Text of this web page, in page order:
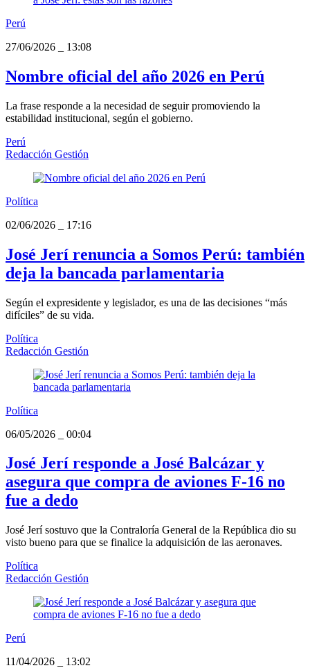
Perú
27/06/2026
13:08
Nombre oficial del año 2026 en Perú
La frase responde a la necesidad de seguir promoviendo la
estabilidad institucional, según el gobierno.
Perú
Redacción Gestión
Política
02/06/2026
17:16
José Jerí renuncia a Somos Perú: también
deja la bancada parlamentaria
Según el expresidente y legislador, es una de las decisiones “más
difíciles” de su vida.
Política
Redacción Gestión
Política
06/05/2026
00:04
José Jerí responde a José Balcázar y
asegura que compra de aviones F-16 no
fue a dedo
José Jerí sostuvo que la Contraloría General de la República dio su
visto bueno para que se finalice la adquisición de las aeronaves.
Política
Redacción Gestión
Perú
11/04/2026
13:02